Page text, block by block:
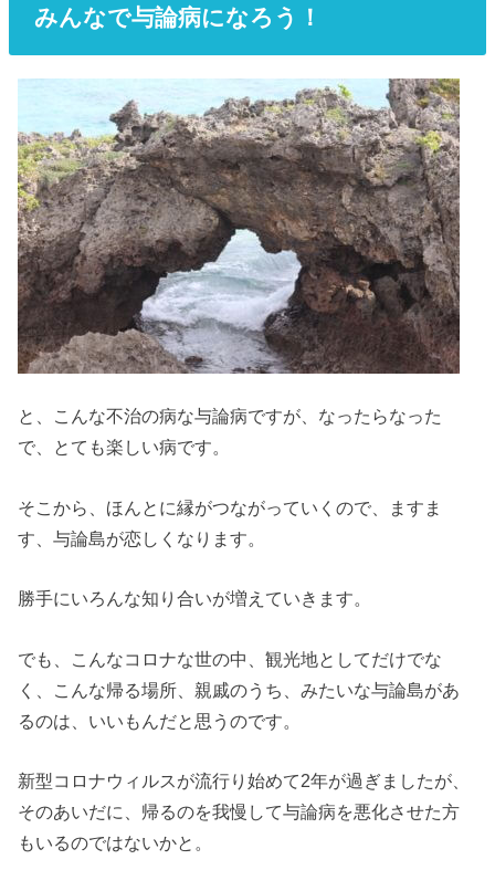
みんなで与論病になろう！
と、こんな不治の病な与論病ですが、なったらなった
で、とても楽しい病です。
そこから、ほんとに縁がつながっていくので、ますま
す、与論島が恋しくなります。
勝手にいろんな知り合いが増えていきます。
でも、こんなコロナな世の中、観光地としてだけでな
く、こんな帰る場所、親戚のうち、みたいな与論島があ
るのは、いいもんだと思うのです。
新型コロナウィルスが流行り始めて2年が過ぎましたが、
そのあいだに、帰るのを我慢して与論病を悪化させた方
もいるのではないかと。